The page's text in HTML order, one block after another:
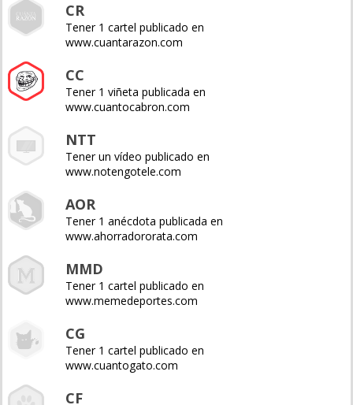
CR
Tener 1 cartel publicado en
www.cuantarazon.com
CC
Tener 1 viñeta publicada en
www.cuantocabron.com
NTT
Tener un vídeo publicado en
www.notengotele.com
AOR
Tener 1 anécdota publicada en
www.ahorradororata.com
MMD
Tener 1 cartel publicado en
www.memedeportes.com
CG
Tener 1 cartel publicado en
www.cuantogato.com
CF